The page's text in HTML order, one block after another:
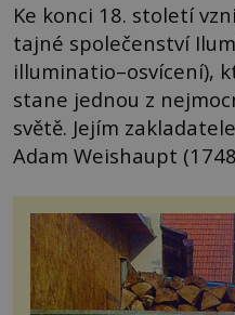
Ke konci 18. století
tajné společenství
illuminatio–osvícení),
stane jednou z
světě. Jejím
Adam Weishaupt